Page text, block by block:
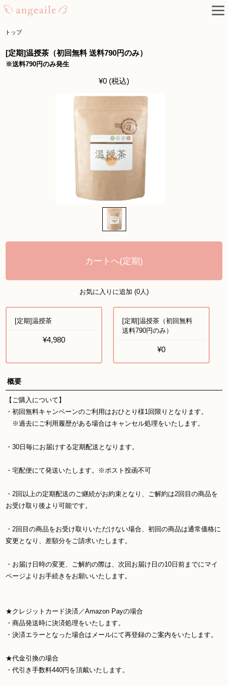
トップ
[定期]温授茶（初回無料 送料790円のみ）
※送料790円のみ発生
¥0 (税込)
カートへ(定期)
お気に入りに追加 (0人)
[定期]温授茶
¥4,980
[定期]温授茶（初回無料
送料790円のみ）
¥0
概要
【ご購入について】
・初回無料キャンペーンのご利用はおひとり様1回限りとなります。
※過去にご利用履歴がある場合はキャンセル処理をいたします。
・30日毎にお届けする定期配送となります。
・宅配便にて発送いたします。※ポスト投函不可
・2回以上の定期配送のご継続がお約束となり、ご解約は2回目の商品を
お受け取り後より可能です。
・2回目の商品をお受け取りいただけない場合、初回の商品は通常価格に
変更となり、差額分をご請求いたします。
・お届け日時の変更、ご解約の際は、次回お届け日の10日前までにマイ
ページよりお手続きをお願いいたします。
★クレジットカード決済／Amazon Payの場合
・商品発送時に決済処理をいたします。
・決済エラーとなった場合はメールにて再登録のご案内をいたします。
★代金引換の場合
・代引き手数料440円を頂戴いたします。